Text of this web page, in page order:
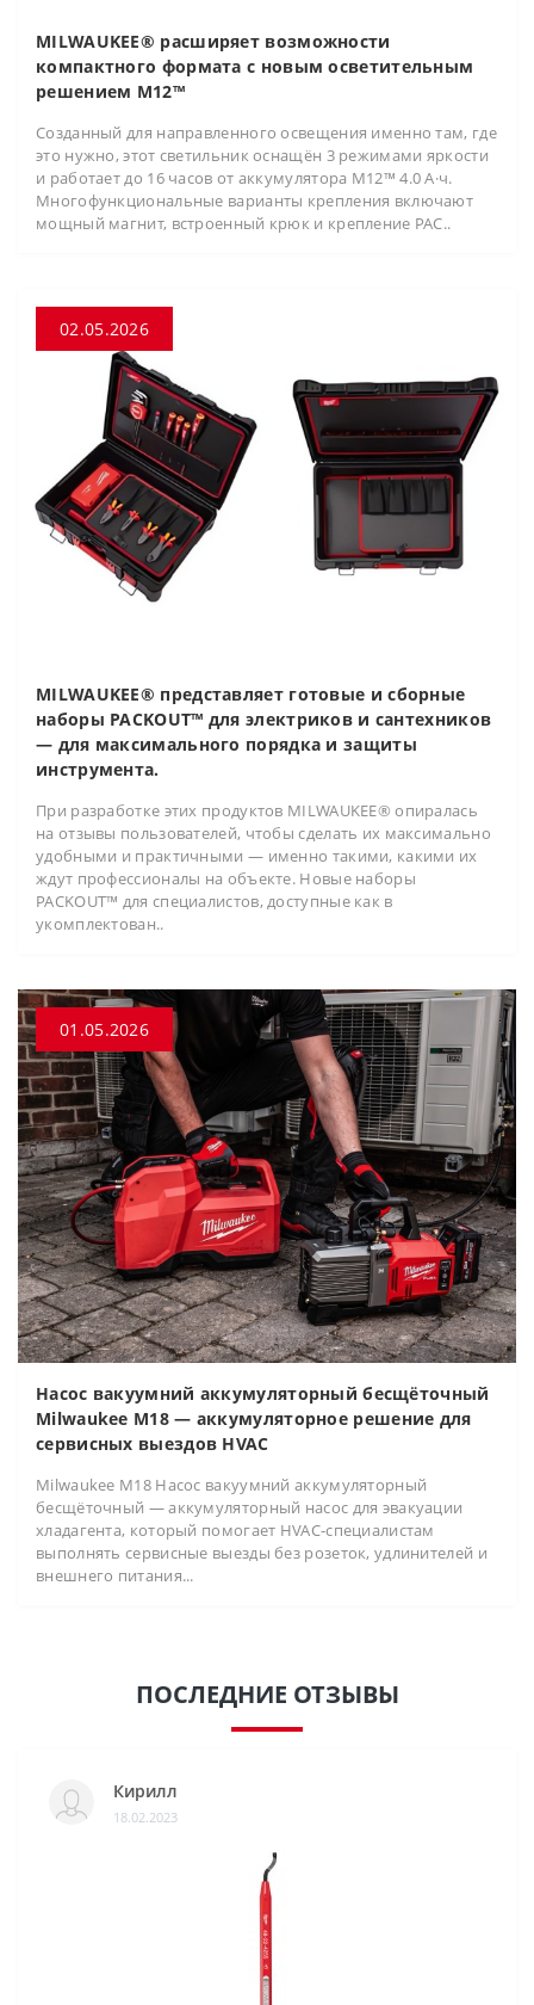
MILWAUKEE® расширяет возможности
компактного формата с новым осветительным
решением M12™
Созданный для направленного освещения именно там, где
это нужно, этот светильник оснащён 3 режимами яркости
и работает до 16 часов от аккумулятора M12™ 4.0 А·ч.
Многофункциональные варианты крепления включают
мощный магнит, встроенный крюк и крепление PAC..
02.05.2026
MILWAUKEE® представляет готовые и сборные
наборы PACKOUT™ для электриков и сантехников
— для максимального порядка и защиты
инструмента.
При разработке этих продуктов MILWAUKEE® опиралась
на отзывы пользователей, чтобы сделать их максимально
удобными и практичными — именно такими, какими их
ждут профессионалы на объекте. Новые наборы
PACKOUT™ для специалистов, доступные как в
укомплектован..
01.05.2026
Насос вакуумний аккумуляторный бесщёточный
Milwaukee M18 — аккумуляторное решение для
сервисных выездов HVAC
Milwaukee M18 Насос вакуумний аккумуляторный
бесщёточный — аккумуляторный насос для эвакуации
хладагента, который помогает HVAC-специалистам
выполнять сервисные выезды без розеток, удлинителей и
внешнего питания...
ПОСЛЕДНИЕ ОТЗЫВЫ
Кирилл
18.02.2023